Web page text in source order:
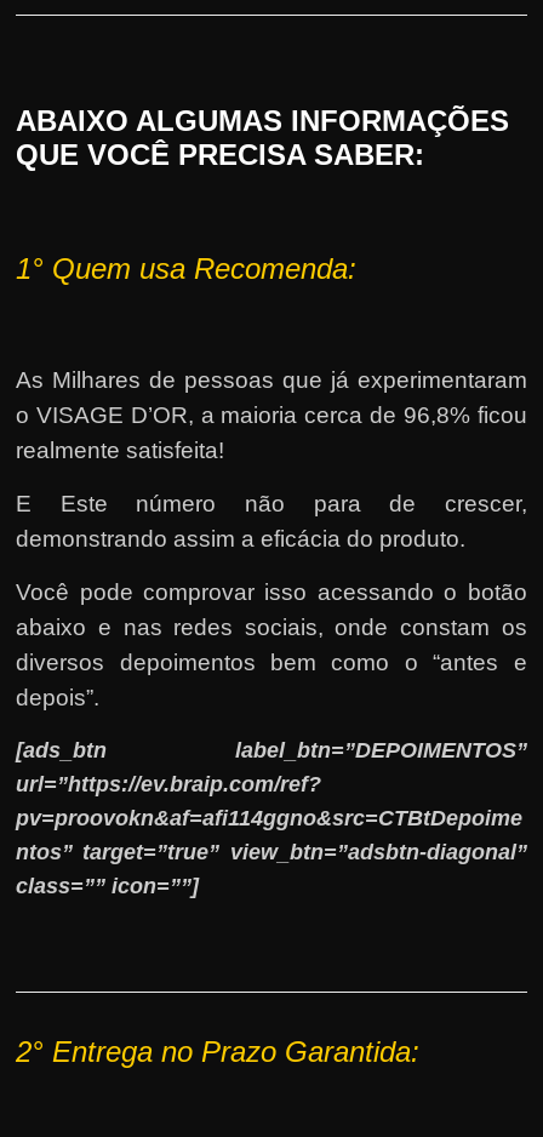
ABAIXO ALGUMAS INFORMAÇÕES
QUE VOCÊ PRECISA SABER:
1° Quem usa Recomenda:
As Milhares de pessoas que já experimentaram
o VISAGE D’OR, a maioria cerca de 96,8% ficou
realmente satisfeita!
E Este número não para de crescer,
demonstrando assim a eficácia do produto.
Você pode comprovar isso acessando o botão
abaixo e nas redes sociais, onde constam os
diversos depoimentos bem como o “antes e
depois”.
[ads_btn label_btn=”DEPOIMENTOS”
url=”https://ev.braip.com/ref?
pv=proovokn&af=afi114ggno&src=CTBtDepoime
ntos” target=”true” view_btn=”adsbtn-diagonal”
class=”” icon=””]
2° Entrega no Prazo Garantida: